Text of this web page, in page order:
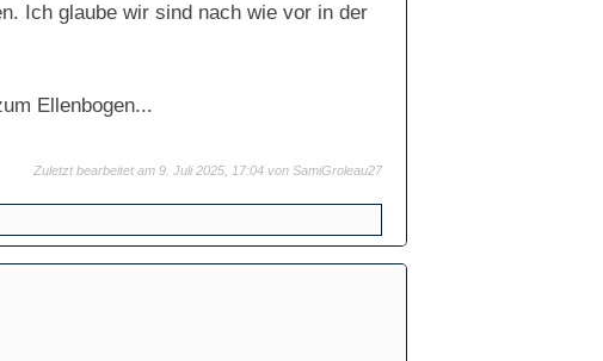
Ich glaube wir sind nach wie vor in der
Ellenbogen...
Zuletzt bearbeitet am 9. Juli 2025, 17:04 vonSamiGroleau27